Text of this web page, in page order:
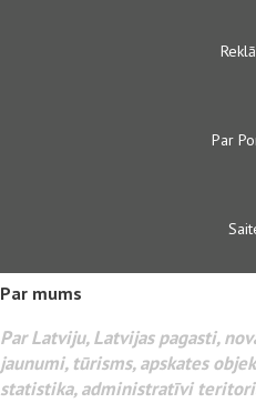
Par
Par mums
Par Latviju, Latvijas pagasti,
jaunumi, tūrisms, apskates
statistika, administratīvi